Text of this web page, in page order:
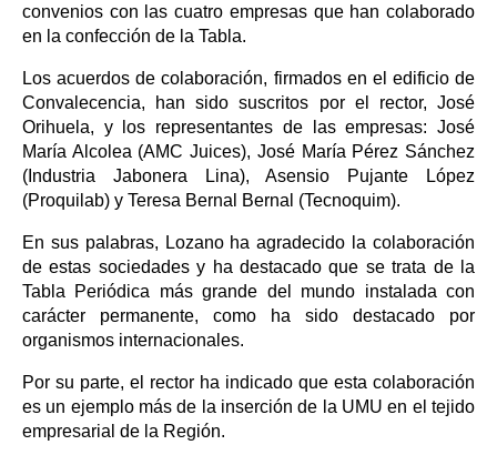
convenios con las cuatro empresas que han colaborado
en la confección de la Tabla.
Los acuerdos de colaboración, firmados en el edificio de
Convalecencia, han sido suscritos por el rector, José
Orihuela, y los representantes de las empresas: José
María Alcolea (AMC Juices), José María Pérez Sánchez
(Industria Jabonera Lina), Asensio Pujante López
(Proquilab) y Teresa Bernal Bernal (Tecnoquim).
En sus palabras, Lozano ha agradecido la colaboración
de estas sociedades y ha destacado que se trata de la
Tabla Periódica más grande del mundo instalada con
carácter permanente, como ha sido destacado por
organismos internacionales.
Por su parte, el rector ha indicado que esta colaboración
es un ejemplo más de la inserción de la UMU en el tejido
empresarial de la Región.